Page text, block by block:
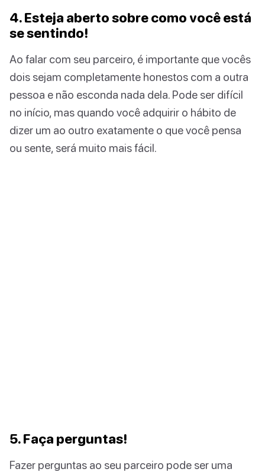
4. Esteja aberto sobre como você está
se sentindo!
Ao falar com seu parceiro, é importante que vocês
dois sejam completamente honestos com a outra
pessoa e não esconda nada dela. Pode ser difícil
no início, mas quando você adquirir o hábito de
dizer um ao outro exatamente o que você pensa
ou sente, será muito mais fácil.
5. Faça perguntas!
Fazer perguntas ao seu parceiro pode ser uma